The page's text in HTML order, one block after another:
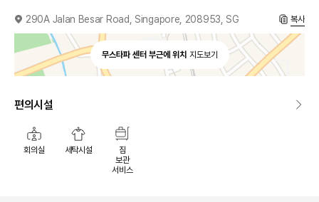
290A Jalan Besar Road, Singapore, 208953, SG 복사
무스타파 센터 부근에 위치 지도보기
편의시설
회의실 세탁시설
짐
보관
서비스